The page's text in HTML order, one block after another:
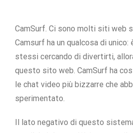
CamSurf. Ci sono molti siti web
Camsurf ha un qualcosa di unico:
stessi cercando di divertirti,
questo sito web. CamSurf ha
le chat video più bizzarre che
sperimentato.
Il lato negativo di questo